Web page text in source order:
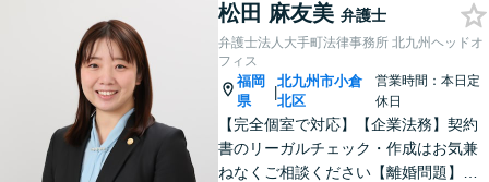
松田 麻友美 弁護士
弁護士法人大手町法律事務所 北九州ヘッドオ
フィス
福岡
県
|
北九州市小倉
北区
営業時間：本日定
休日
【完全個室で対応】【企業法務】契約
書のリーガルチェック・作成はお気兼
ねなくご相談ください【離婚問題】不